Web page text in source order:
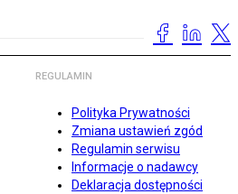
REGULAMIN
Polityka Prywatności
Zmiana ustawień zgód
Regulamin serwisu
Informacje o nadawcy
Deklaracja dostępności